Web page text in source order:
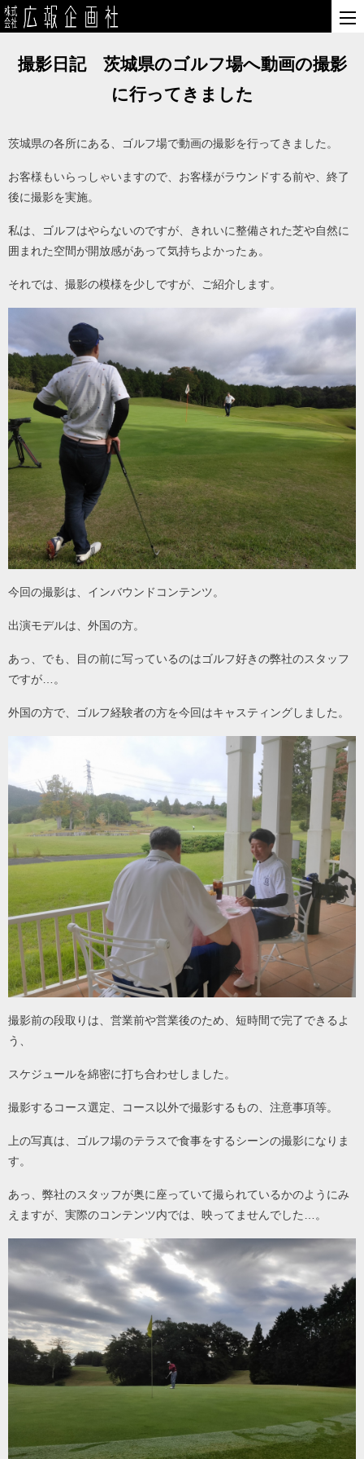
撮影日記 茨城県のゴルフ場へ動画の撮影
に行ってきました
茨城県の各所にある、ゴルフ場で動画の撮影を行ってきました。
お客様もいらっしゃいますので、お客様がラウンドする前や、終了
後に撮影を実施。
私は、ゴルフはやらないのですが、きれいに整備された芝や自然に
囲まれた空間が開放感があって気持ちよかったぁ。
それでは、撮影の模様を少しですが、ご紹介します。
今回の撮影は、インバウンドコンテンツ。
出演モデルは、外国の方。
あっ、でも、目の前に写っているのはゴルフ好きの弊社のスタッフ
ですが…。
外国の方で、ゴルフ経験者の方を今回はキャスティングしました。
撮影前の段取りは、営業前や営業後のため、短時間で完了できるよ
う、
スケジュールを綿密に打ち合わせしました。
撮影するコース選定、コース以外で撮影するもの、注意事項等。
上の写真は、ゴルフ場のテラスで食事をするシーンの撮影になりま
す。
あっ、弊社のスタッフが奥に座っていて撮られているかのようにみ
えますが、実際のコンテンツ内では、映ってませんでした…。